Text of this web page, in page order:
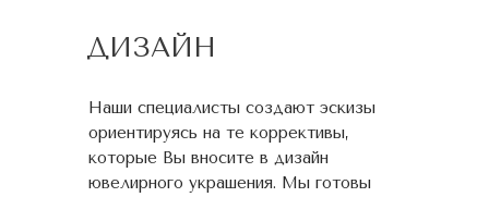
ДИЗАЙН
Наши специалисты создают эскизы
ориентируясь на те коррективы,
которые Вы вносите в дизайн
ювелирного украшения. Мы готовы